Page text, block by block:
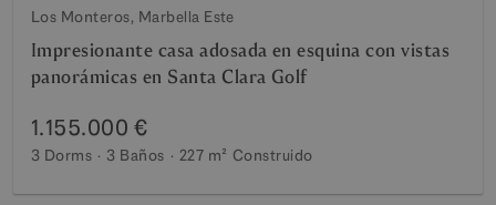
Los Monteros, Marbella Este
Impresionante casa adosada en esquina con vistas
panorámicas en Santa Clara Golf
1.155.000 €
3 Dorms 3 Baños 227 m² Construido